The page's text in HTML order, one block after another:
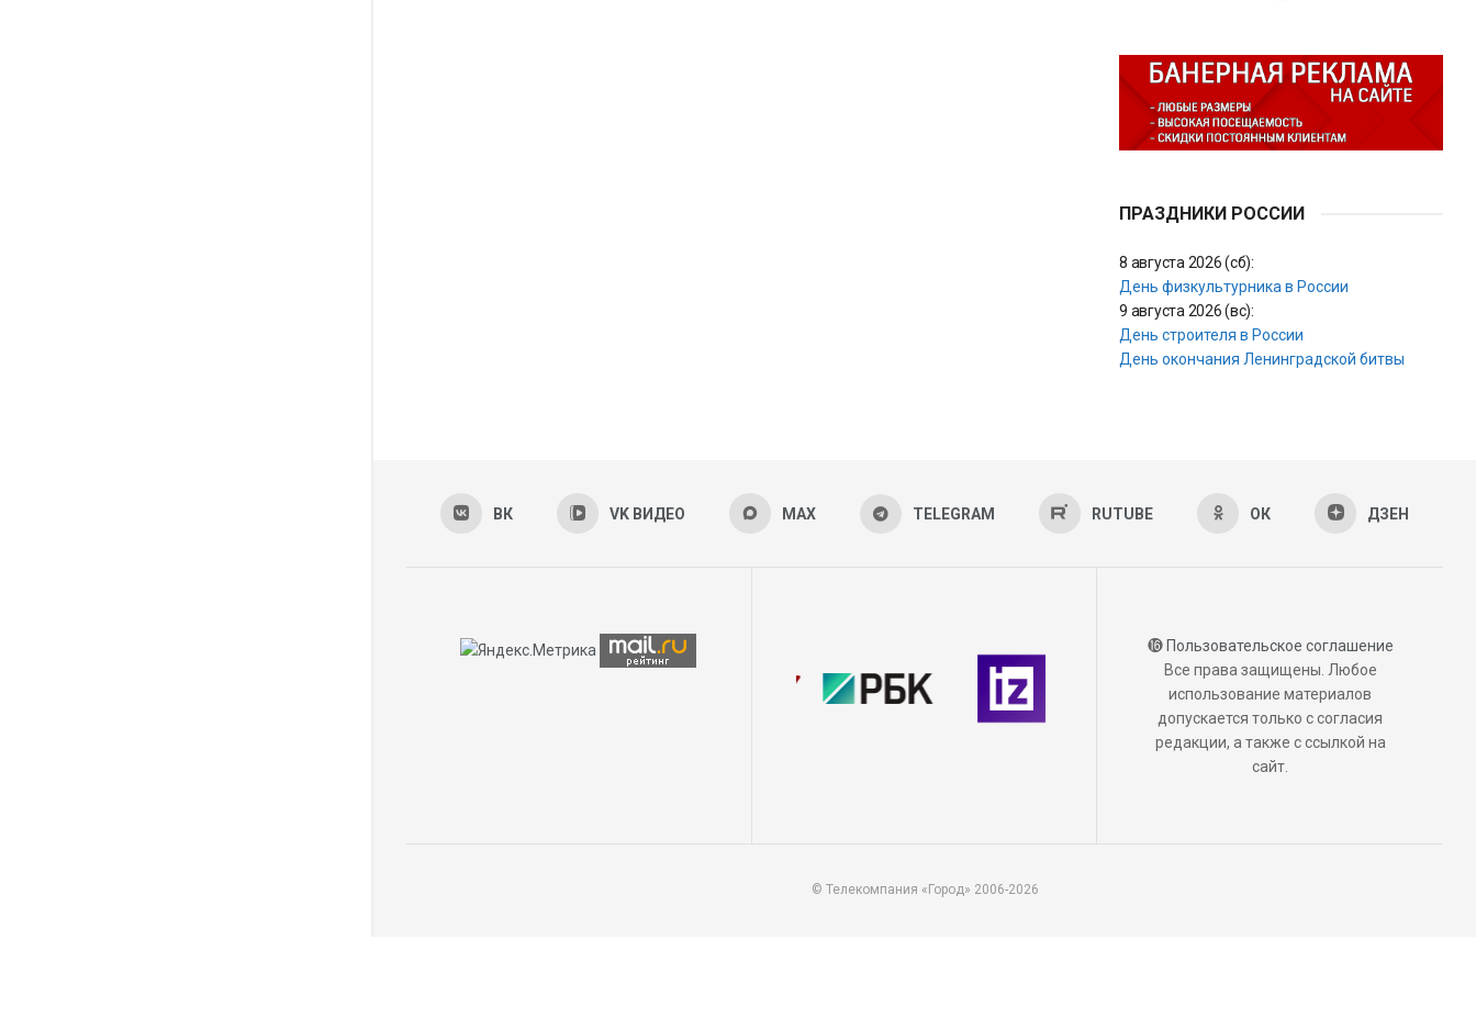
ПРАЗДНИКИ РОССИИ
8 августа 2026 (сб):
День физкультурника в России
9 августа 2026 (вс):
День строителя в России
День окончания Ленинградской битвы
ВК VK ВИДЕО MAX TELEGRAM RUTUBE ОК ДЗЕН
⓰Пользовательское соглашение
Все права защищены. Любое
использование материалов
допускается только с согласия
редакции, а также с ссылкой на
сайт.
© Телекомпания «Город» 2006-2026